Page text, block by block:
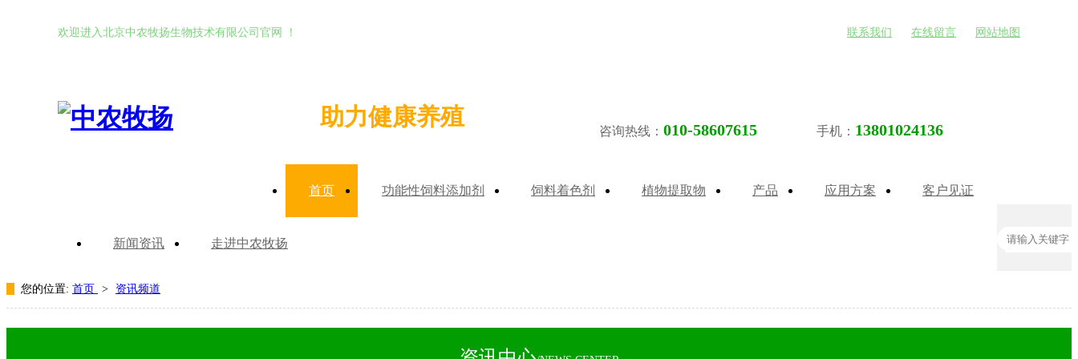
欢迎进入北京中农牧扬生物技术有限公司官网 ！ 联系我们 在线留言 网站地图
助力健康养殖
咨询热线： 010-58607615 手机： 13801024136
首页 功能性饲料添加剂 饲料着色剂 植物提取物 产品 应用方案 客户见证
新闻资讯 走进中农牧扬
您的位置: 首页 > 资讯频道